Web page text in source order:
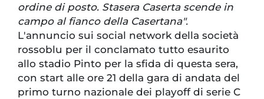
ordine di posto. Stasera Caserta scende in
campo al fianco della Casertana".
L'annuncio sui social network della società
rossoblu per il conclamato tutto esaurito
allo stadio Pinto per la sfida di questa sera,
con start alle ore 21 della gara di andata del
primo turno nazionale dei playoff di serie C